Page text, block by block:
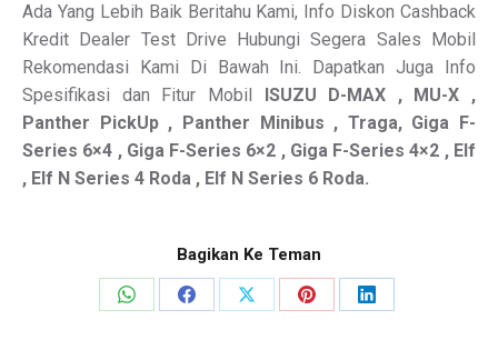
Ada Yang Lebih Baik Beritahu Kami, Info Diskon Cashback
Kredit Dealer Test Drive Hubungi Segera Sales Mobil
Rekomendasi Kami Di Bawah Ini. Dapatkan Juga Info
Spesifikasi dan Fitur Mobil ISUZU D-MAX , MU-X ,
Panther PickUp , Panther Minibus , Traga, Giga F-
Series 6×4 , Giga F-Series 6×2 , Giga F-Series 4×2 , Elf
, Elf N Series 4 Roda , Elf N Series 6 Roda.
Bagikan Ke Teman
Share
Share
Share
Share
Share